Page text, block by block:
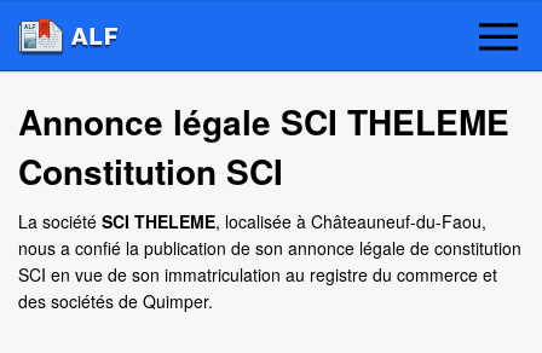
Annonce légale SCI THELEME
Constitution SCI
La société SCI THELEME, localisée à Châteauneuf-du-Faou,
nous a confié la publication de son annonce légale de constitution
SCI en vue de son immatriculation au registre du commerce et
des sociétés de Quimper.